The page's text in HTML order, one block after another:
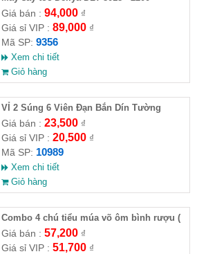
Giá bán : 94,000₫
Giá sỉ VIP : 89,000₫
Mã SP: 9356
Xem chi tiết
Giỏ hàng
VỈ 2 Súng 6 Viên Đạn Bắn Dín Tường
Giá bán : 23,500₫
Giá sỉ VIP : 20,500₫
Mã SP: 10989
Xem chi tiết
Giỏ hàng
Combo 4 chú tiểu múa võ ôm bình rượu (
HĐ )
Giá bán : 57,200₫
Giá sỉ VIP : 51,700₫